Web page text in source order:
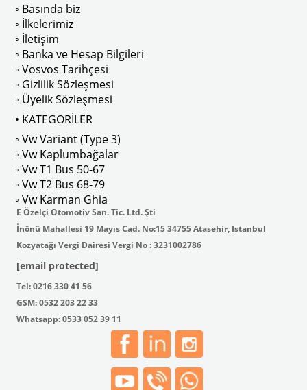
hemen arkasında yer alan sacın alt yarısını kapsamaktadır.
yüksek kalite standartlarında üretilmiştir.
113805451F / 111805452
◦ Basında biz
◦ İlkelerimiz
◦ İletişim
◦ Banka ve Hesap Bilgileri
◦ Vosvos Tarihçesi
◦ Gizlilik Sözleşmesi
◦ Üyelik Sözleşmesi
• KATEGORİLER
◦ Vw Variant (Type 3)
◦ Vw Kaplumbağalar
◦ Vw T1 Bus 50-67
◦ Vw T2 Bus 68-79
◦ Vw Karman Ghia
E Özelçi Otomotiv San. Tic. Ltd. Şti
İnönü Mahallesi 19 Mayıs Cad. No:15 34755 Atasehir, Istanbul
Kozyatağı Vergi Dairesi Vergi No : 3231002786
[email protected]
Tel: 0216 330 41 56
GSM: 0532 203 22 33
Whatsapp: 0533 052 39 11